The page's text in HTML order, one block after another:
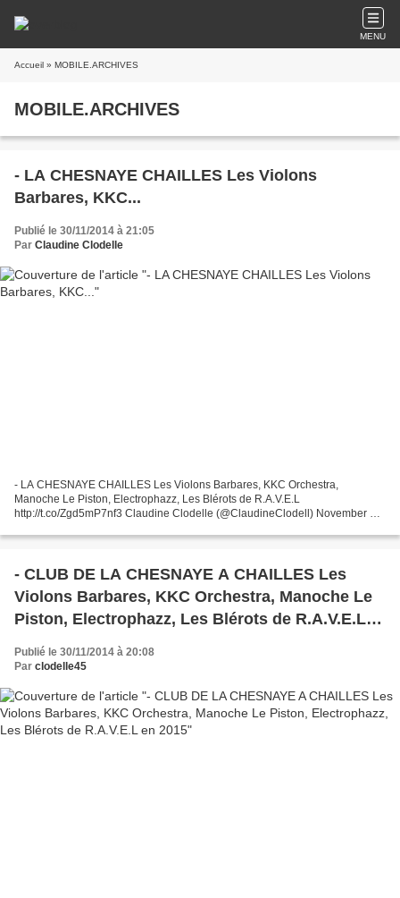
MENU
Accueil » MOBILE.ARCHIVES
MOBILE.ARCHIVES
- LA CHESNAYE CHAILLES Les Violons
Barbares, KKC...
Publié le 30/11/2014 à 21:05
Par Claudine Clodelle
- LA CHESNAYE CHAILLES Les Violons Barbares, KKC Orchestra,
Manoche Le Piston, Electrophazz, Les Blérots de R.A.V.E.L
http://t.co/Zgd5mP7nf3 Claudine Clodelle (@ClaudineClodell) November 30,
- CLUB DE LA CHESNAYE A CHAILLES Les
Violons Barbares, KKC Orchestra, Manoche Le
Piston, Electrophazz, Les Blérots de R.A.V.E.L
Publié le 30/11/2014 à 20:08
Par clodelle45